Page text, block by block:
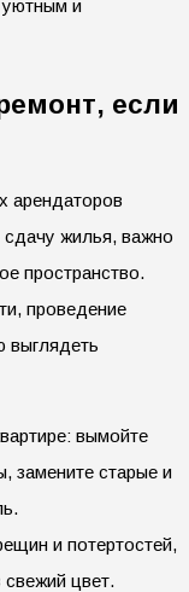
уютным и
если
арендаторов
жилья, важно
пространство.
проведение
выглядеть
вымойте
замените старые и
и потертостей,
свежий цвет.